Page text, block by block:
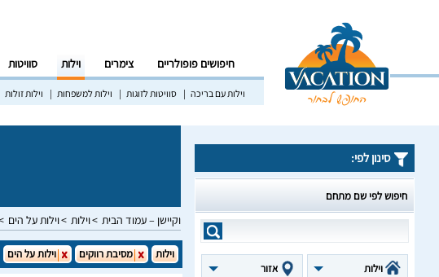
חיפושים פופולריים צימרים וילות סוויטות
וילות עם בריכה סוויטות לזוגות וילות למשפחות וילות זולות
וקיישן – עמוד הבית וילות וילות על הים
סינון לפי:
חיפוש לפי שם מתחם
וילות אזור
וילות מסיבת רווקים וילות על הים